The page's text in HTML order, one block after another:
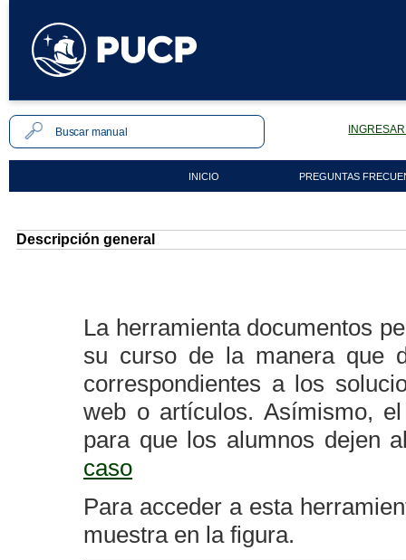
INICIO PREGUNTAS
Descripción general
La herramienta documentos
su curso de la manera que
correspondientes a los
web o artículos. Asímismo,
para que los alumnos dejen
caso
Para acceder a esta
muestra en la figura.